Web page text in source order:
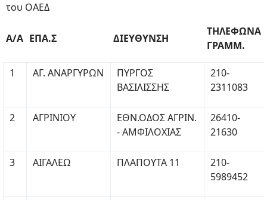
του ΟΑΕΔ
Α/Α ΕΠΑ.Σ ΔΙΕΥΘΥΝΣΗ
ΤΗΛΕΦΩΝΑ
ΓΡΑΜΜ.
1 AΓ. ΑΝΑΡΓΥΡΩΝ
ΠΥΡΓΟΣ
ΒΑΣΙΛΙΣΣΗΣ
210-
2311083
2 ΑΓΡΙΝΙΟΥ
ΕΘΝ.ΟΔΟΣ ΑΓΡΙΝ.
- ΑΜΦΙΛΟΧΙΑΣ
26410-
21630
3 ΑΙΓΑΛΕΩ ΠΛΑΠΟΥΤΑ 11
210-
5989452